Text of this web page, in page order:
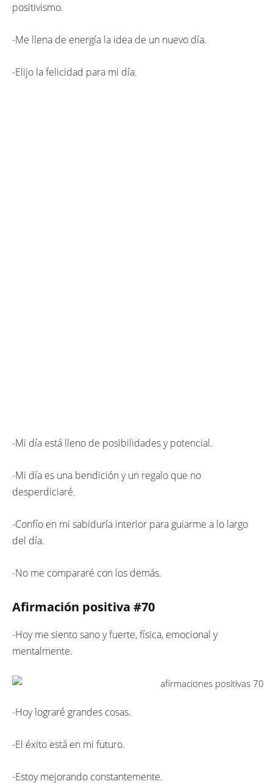
positivismo.
-Me llena de energía la idea de un nuevo día.
-Elijo la felicidad para mi día.
-Mi día está lleno de posibilidades y potencial.
-Mi día es una bendición y un regalo que no
desperdiciaré.
-Confío en mi sabiduría interior para guiarme a lo largo
del día.
-No me compararé con los demás.
Afirmación positiva #70
-Hoy me siento sano y fuerte, física, emocional y
mentalmente.
-Hoy lograré grandes cosas.
-El éxito está en mi futuro.
-Estoy mejorando constantemente.